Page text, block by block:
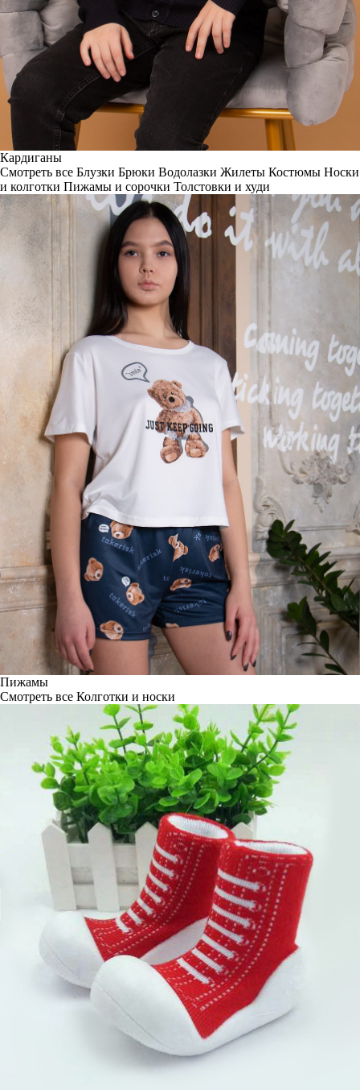
Кардиганы
Смотреть все Блузки Брюки Водолазки Жилеты Костюмы Носки
и колготки Пижамы и сорочки Толстовки и худи
Пижамы
Смотреть все Колготки и носки